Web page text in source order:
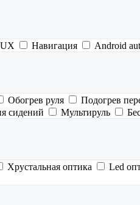
Навигация Android
Обогрев руля Подогрев
сидений Мультируль
Хрустальная оптика Led